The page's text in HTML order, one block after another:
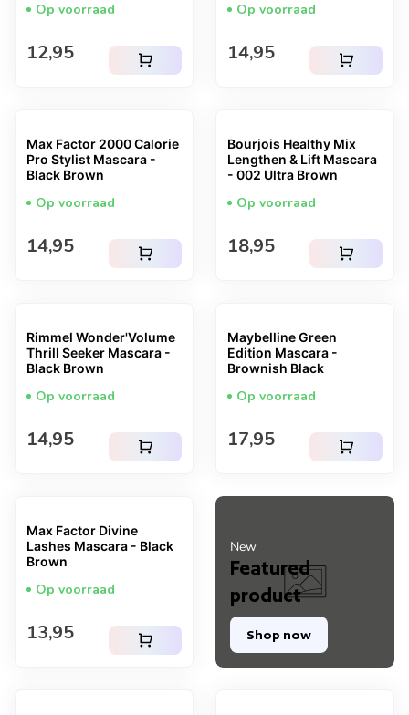
New
Featured
product
Shop now
Op voorraad
Normale prijs
12,95 shopping_cart
Op voorraad
Normale prijs
14,95 shopping_cart
Max Factor 2000 Calorie
Pro Stylist Mascara -
Black Brown
Op voorraad
Normale prijs
14,95 shopping_cart
Bourjois Healthy Mix
Lengthen & Lift Mascara
- 002 Ultra Brown
Op voorraad
Normale prijs
18,95 shopping_cart
Rimmel Wonder'Volume
Thrill Seeker Mascara -
Black Brown
Op voorraad
Normale prijs
14,95 shopping_cart
Maybelline Green
Edition Mascara -
Brownish Black
Op voorraad
Normale prijs
17,95 shopping_cart
Max Factor Divine
Lashes Mascara - Black
Brown
Op voorraad
Normale prijs
13,95 shopping_cart